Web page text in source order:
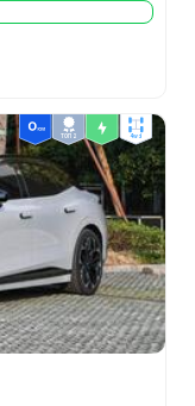
ТОП 2 4wd